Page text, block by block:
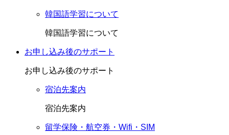
韓国語学習について
韓国語学習について
お申し込み後のサポート
お申し込み後のサポート
宿泊先案内
宿泊先案内
留学保険・航空券・Wifi・SIM